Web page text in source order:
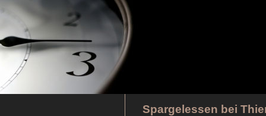
Spargelessen bei